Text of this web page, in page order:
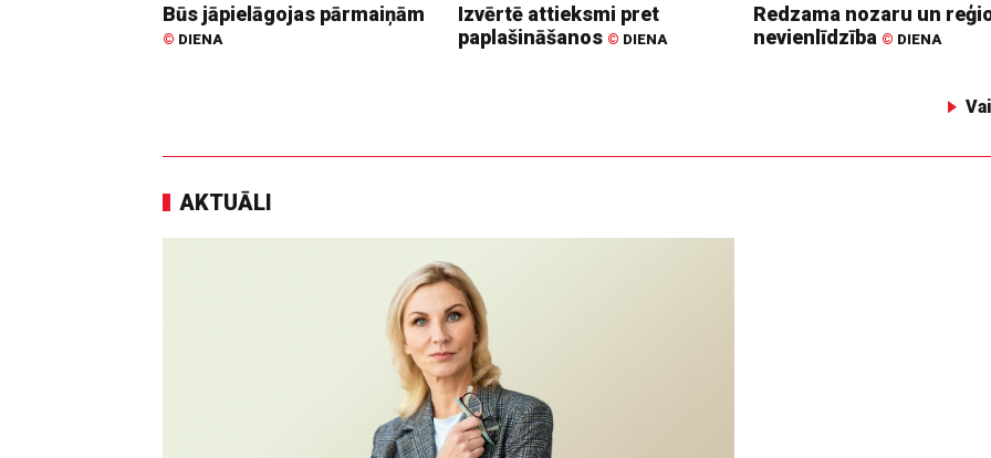
Būs jāpielāgojas pārmaiņām
© DIENA
Izvērtē attieksmi pret
paplašināšanos © DIENA
Redzama nozaru un
nevienlīdzība © DIENA
AKTUĀLI